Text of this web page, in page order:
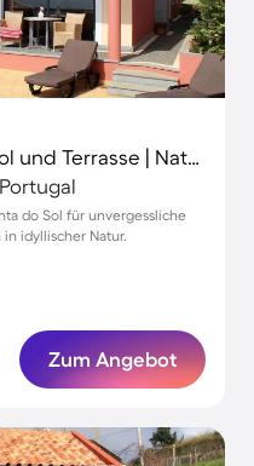
Villa mit Grill, privatem Pool und Terrasse | Naturblick
do Sol für unvergessliche
idyllischer Natur.
Zum Angebot